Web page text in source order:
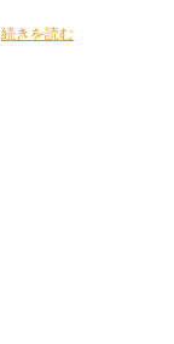
続きを読む